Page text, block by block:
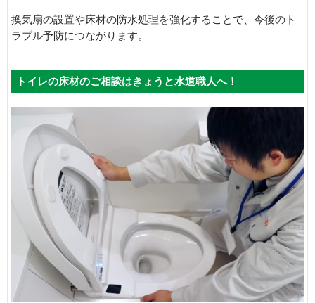
換気扇の設置や床材の防水処理を強化することで、今後のト
ラブル予防につながります。
トイレの床材のご相談はきょうと水道職人へ！